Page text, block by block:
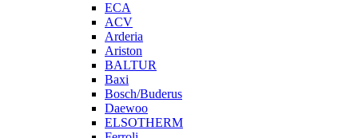
ECA
ACV
Arderia
Ariston
BALTUR
Baxi
Bosch/Buderus
Daewoo
ELSOTHERM